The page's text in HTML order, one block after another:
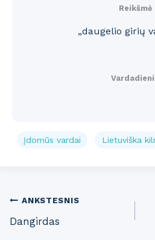
Reikšmė
„daugelio girių
Įdomūs vardai Lietuviška
Post
navigation
ANKSTESNIS
Dangirdas